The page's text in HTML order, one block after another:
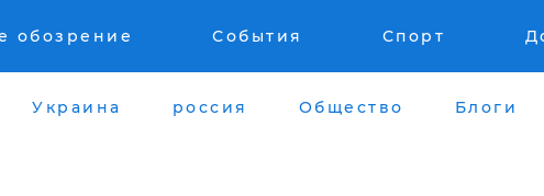
обозрение События Спорт
Украина россия Общество Блоги